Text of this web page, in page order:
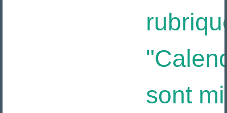
sont